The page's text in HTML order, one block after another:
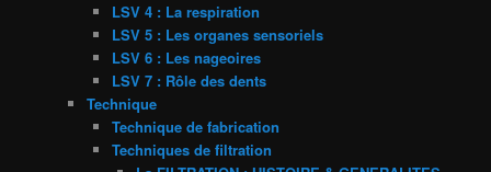
LSV 4 : La respiration
LSV 5 : Les organes sensoriels
LSV 6 : Les nageoires
LSV 7 : Rôle des dents
Technique
Technique de fabrication
Techniques de filtration